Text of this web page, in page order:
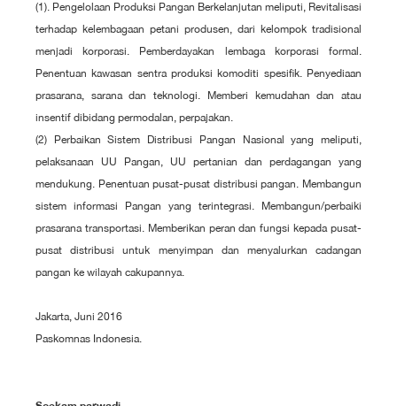
(1). Pengelolaan Produksi Pangan Berkelanjutan meliputi, Revitalisasi
terhadap kelembagaan petani produsen, dari kelompok tradisional
menjadi korporasi. Pemberdayakan lembaga korporasi formal.
Penentuan kawasan sentra produksi komoditi spesifik. Penyediaan
prasarana, sarana dan teknologi. Memberi kemudahan dan atau
insentif dibidang permodalan, perpajakan.
(2) Perbaikan Sistem Distribusi Pangan Nasional yang meliputi,
pelaksanaan UU Pangan, UU pertanian dan perdagangan yang
mendukung. Penentuan pusat-pusat distribusi pangan. Membangun
sistem informasi Pangan yang terintegrasi. Membangun/perbaiki
prasarana transportasi. Memberikan peran dan fungsi kepada pusat-
pusat distribusi untuk menyimpan dan menyalurkan cadangan
pangan ke wilayah cakupannya.
Jakarta, Juni 2016
Paskomnas Indonesia.